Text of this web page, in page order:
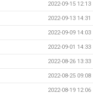
2022-09-15 12:13
2022-09-13 14:31
2022-09-09 14:03
2022-09-01 14:33
2022-08-26 13:33
2022-08-25 09:08
2022-08-19 12:06